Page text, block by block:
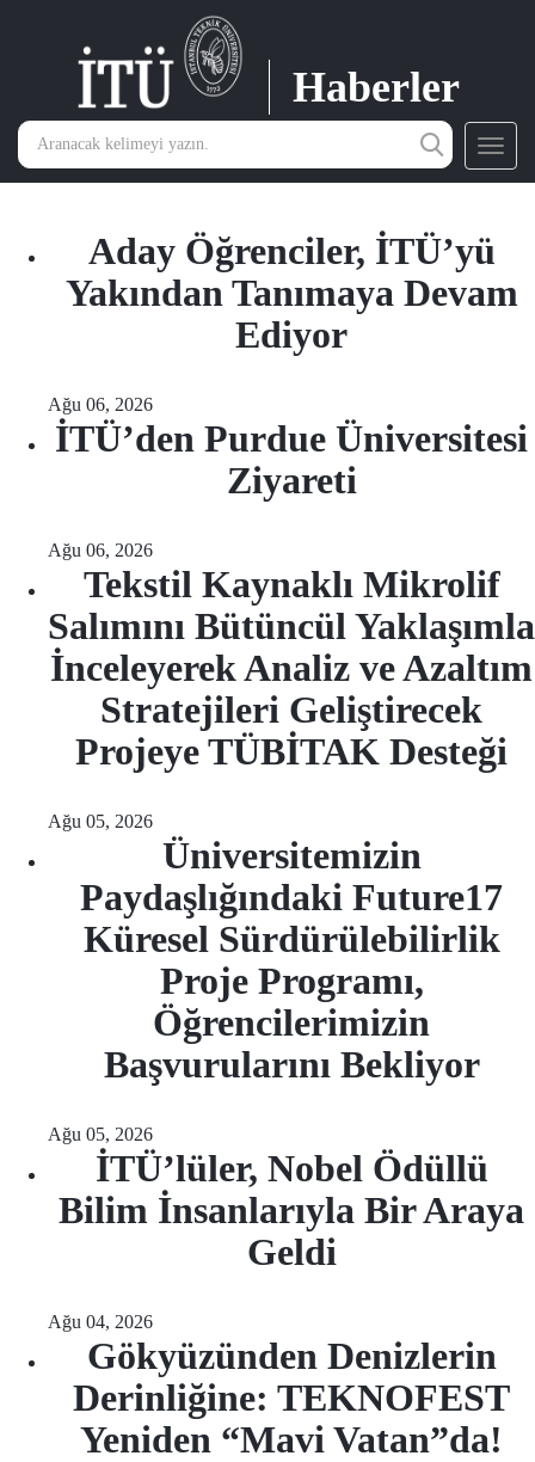
Haberler
Aday Öğrenciler, İTÜ’yü
Yakından Tanımaya Devam
Ediyor
Ağu 06, 2026
İTÜ’den Purdue Üniversitesi
Ziyareti
Ağu 06, 2026
Tekstil Kaynaklı Mikrolif
Salımını Bütüncül Yaklaşımla
İnceleyerek Analiz ve Azaltım
Stratejileri Geliştirecek
Projeye TÜBİTAK Desteği
Ağu 05, 2026
Üniversitemizin
Paydaşlığındaki Future17
Küresel Sürdürülebilirlik
Proje Programı,
Öğrencilerimizin
Başvurularını Bekliyor
Ağu 05, 2026
İTÜ’lüler, Nobel Ödüllü
Bilim İnsanlarıyla Bir Araya
Geldi
Ağu 04, 2026
Gökyüzünden Denizlerin
Derinliğine: TEKNOFEST
Yeniden “Mavi Vatan”da!